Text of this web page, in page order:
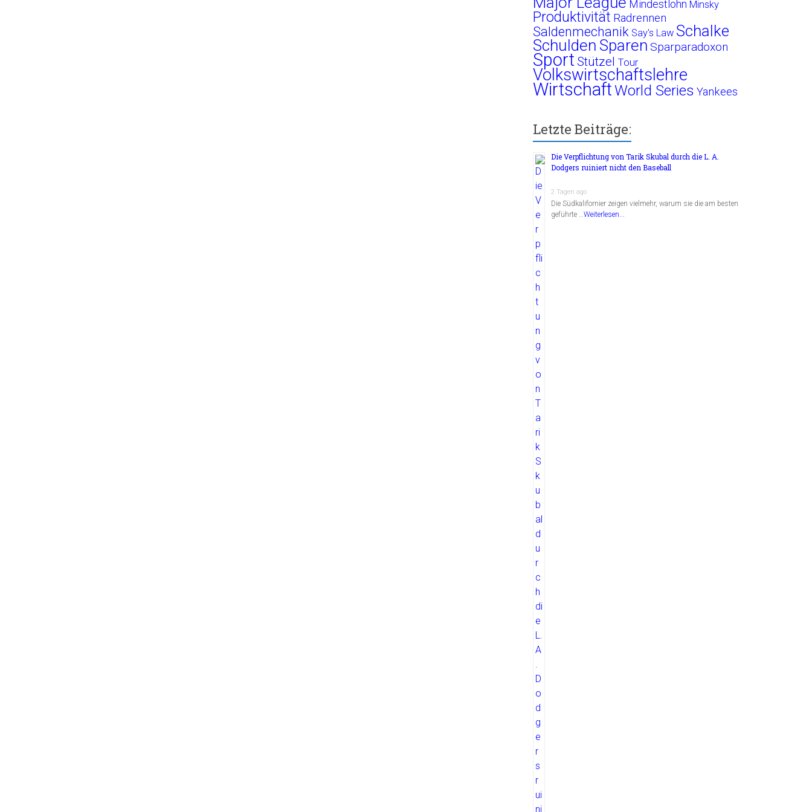
Mindestlohn Minsky
Produktivität Radrennen
Saldenmechanik Say's Law Schalke
Schulden Sparen Sparparadoxon
Sport Stützel Tour
Volkswirtschaftslehre
WirtschaftWorld Series Yankees
Letzte Beiträge:
Die Verpflichtung von Tarik Skubal durch die L. A.
Dodgers ruiniert nicht den Baseball
2 Tagen ago
Die Südkalifornier zeigen vielmehr, warum sie die am besten
geführte …Weiterlesen...